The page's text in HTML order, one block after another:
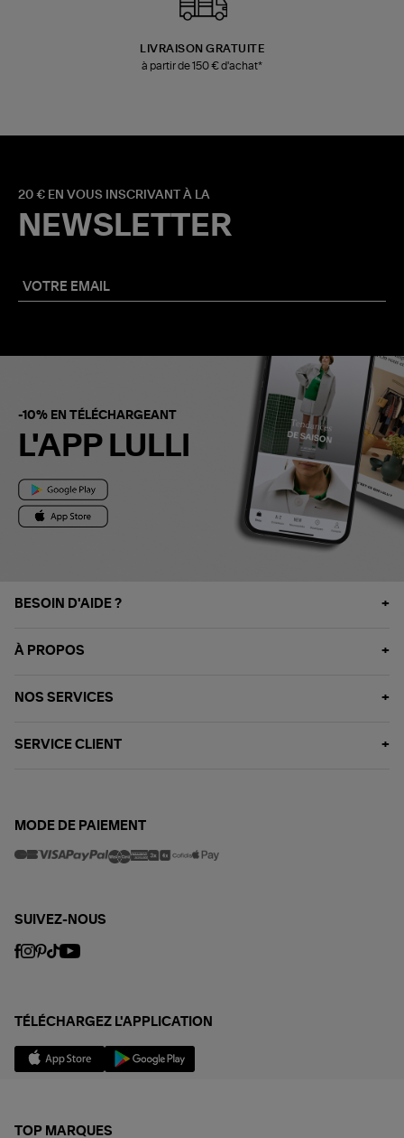
LIVRAISON GRATUITE
à partir de 150 € d'achat*
20 € EN VOUS INSCRIVANT À LA
NEWSLETTER
-10% EN TÉLÉCHARGEANT
L'APP LULLI
BESOIN D'AIDE ?
À PROPOS
NOS SERVICES
SERVICE CLIENT
MODE DE PAIEMENT
SUIVEZ-NOUS
TÉLÉCHARGEZ L'APPLICATION
TOP MARQUES